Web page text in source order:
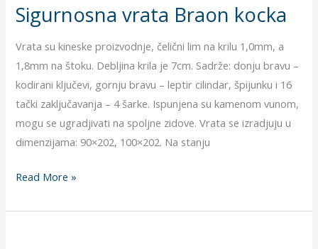
Sigurnosna vrata Braon kocka
Vrata su kineske proizvodnje, čelični lim na krilu 1,0mm, a
1,8mm na štoku. Debljina krila je 7cm. Sadrže: donju bravu –
kodirani ključevi, gornju bravu – leptir cilindar, špijunku i 16
tački zaključavanja – 4 šarke. Ispunjena su kamenom vunom,
mogu se ugradjivati na spoljne zidove. Vrata se izradjuju u
dimenzijama: 90×202, 100×202. Na stanju
Braon
Read More »